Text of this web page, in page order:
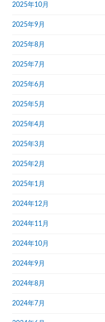
2025年10月
2025年9月
2025年8月
2025年7月
2025年6月
2025年5月
2025年4月
2025年3月
2025年2月
2025年1月
2024年12月
2024年11月
2024年10月
2024年9月
2024年8月
2024年7月